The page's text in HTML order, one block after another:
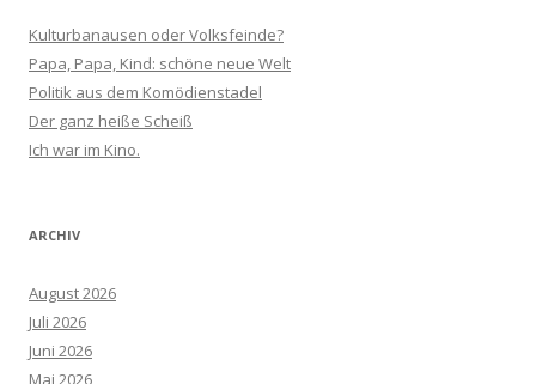
Kulturbanausen oder Volksfeinde?
Papa, Papa, Kind: schöne neue Welt
Politik aus dem Komödienstadel
Der ganz heiße Scheiß
Ich war im Kino.
ARCHIV
August 2026
Juli 2026
Juni 2026
Mai 2026